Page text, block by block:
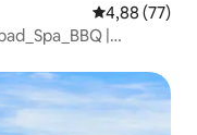
Gemiddelde
4,88 (77)
|